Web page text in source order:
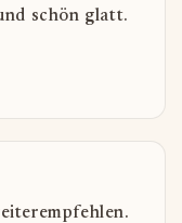
schön glatt.